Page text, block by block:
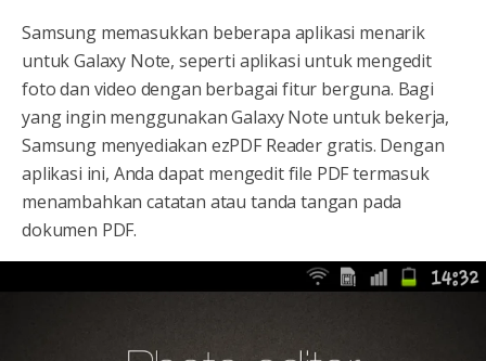
Samsung memasukkan beberapa aplikasi menarik
untuk Galaxy Note, seperti aplikasi untuk mengedit
foto dan video dengan berbagai fitur berguna. Bagi
yang ingin menggunakan Galaxy Note untuk bekerja,
Samsung menyediakan ezPDF Reader gratis. Dengan
aplikasi ini, Anda dapat mengedit file PDF termasuk
menambahkan catatan atau tanda tangan pada
dokumen PDF.